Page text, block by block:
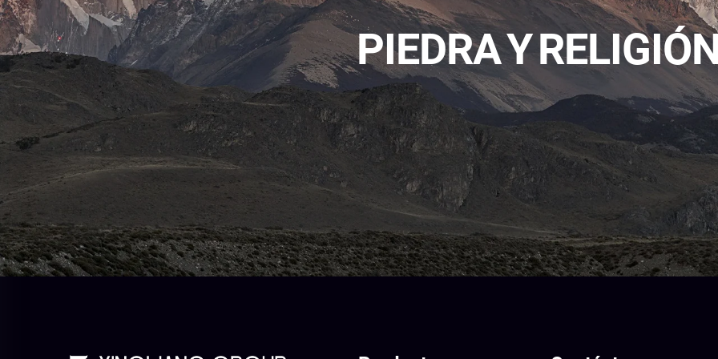
PIEDRA Y